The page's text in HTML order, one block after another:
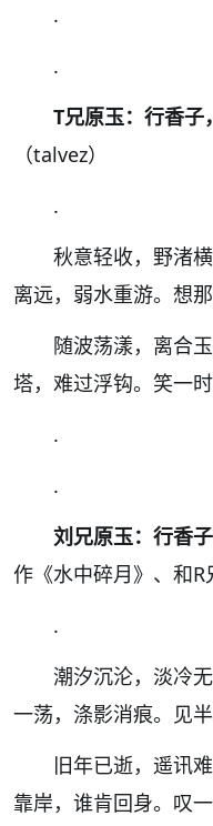
.
.
T兄原玉：行香子
（talvez）
.
秋意轻收，野渚
离远，弱水重游。想
随波荡漾，离合
塔，难过浮钩。笑一
.
.
刘兄原玉：行香
作《水中碎月》、和R
.
潮汐沉沦，淡冷
一荡，涤影消痕。见
旧年已逝，遥讯
靠岸，谁肯回身。叹